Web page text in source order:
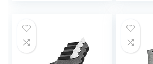
basketbal,
hardlopen, yoga,
klimmen